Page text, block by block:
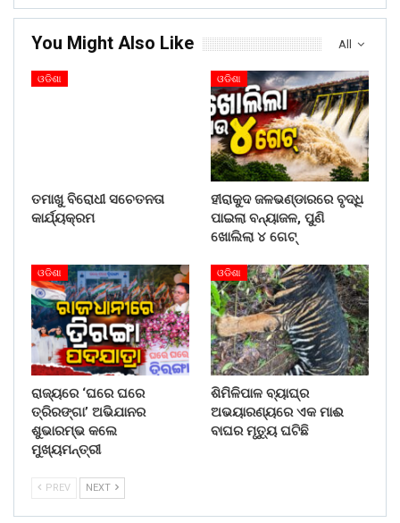
All
You Might Also Like
ଓଡିଶା
ତମାଖୁ ବିରୋଧୀ ସଚେତନତା
କାର୍ଯ୍ୟକ୍ରମ
ଓଡିଶା
ହୀରାକୁଦ ଜଳଭଣ୍ଡାରରେ ବୃଦ୍ଧି
ପାଇଲା ବନ୍ୟାଜଳ, ପୁଣି
ଖୋଲିଲା ୪ ଗେଟ୍
ଓଡିଶା
ରାଜ୍ୟରେ ‘ଘରେ ଘରେ
ତ୍ରିରଙ୍ଗା’ ଅଭିଯାନର
ଶୁଭାରମ୍ଭ କଲେ
ମୁଖ୍ୟମନ୍ତ୍ରୀ
ଓଡିଶା
ଶିମିଳିପାଳ ବ୍ୟାଘ୍ର
ଅଭୟାରଣ୍ୟରେ ଏକ ମାଈ
ବାଘର ମୃତ୍ୟୁ ଘଟିଛି
PREV NEXT